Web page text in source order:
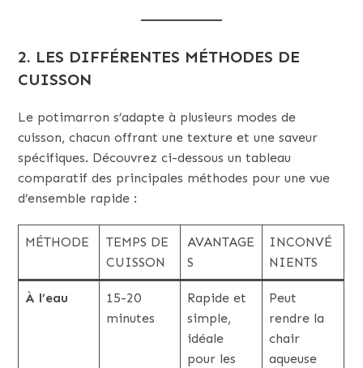
2. LES DIFFÉRENTES MÉTHODES DE
CUISSON
Le potimarron s’adapte à plusieurs modes de
cuisson, chacun offrant une texture et une saveur
spécifiques. Découvrez ci-dessous un tableau
comparatif des principales méthodes pour une vue
d’ensemble rapide :
MÉTHODE
TEMPS DE
CUISSON
AVANTAGE
S
INCONVÉ
NIENTS
À l’eau
15-20
minutes
Rapide et
simple,
idéale
pour les
Peut
rendre la
chair
aqueuse